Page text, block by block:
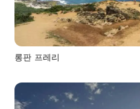
롱판 프레리